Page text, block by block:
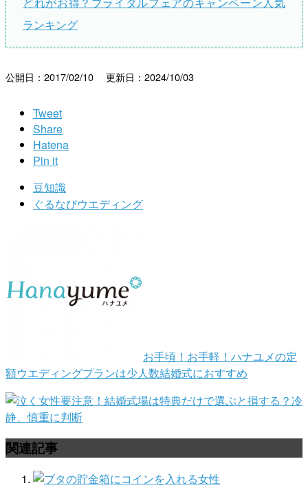
ランキング
公開日：2017/02/10 更新日：2024/10/03
Tweet
Share
Hatena
Pin it
豆知識
ぐるなびウエディング
お手頃！お手軽！ハナユメの定
額ウエディングプランは少人数結婚式におすすめ
要注意！結婚式場は特典だけで選ぶと損する？冷
静、慎重に判断
関連記事